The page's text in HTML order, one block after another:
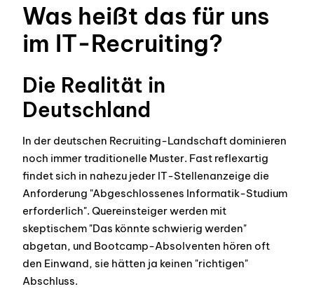
Was heißt das für uns
im IT-Recruiting?
Die Realität in
Deutschland
In der deutschen Recruiting-Landschaft dominieren
noch immer traditionelle Muster. Fast reflexartig
findet sich in nahezu jeder IT-Stellenanzeige die
Anforderung "Abgeschlossenes Informatik-Studium
erforderlich". Quereinsteiger werden mit
skeptischem "Das könnte schwierig werden"
abgetan, und Bootcamp-Absolventen hören oft
den Einwand, sie hätten ja keinen "richtigen"
Abschluss.